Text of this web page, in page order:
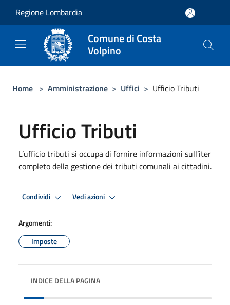
Regione Lombardia
Comune di Costa
Volpino
Home > Amministrazione > Uffici > Ufficio Tributi
Ufficio Tributi
L’ufficio tributi si occupa di fornire informazioni sull’iter
completo della gestione dei tributi comunali ai cittadini.
Condividi Vedi azioni
Argomenti:
Imposte
INDICE DELLA PAGINA